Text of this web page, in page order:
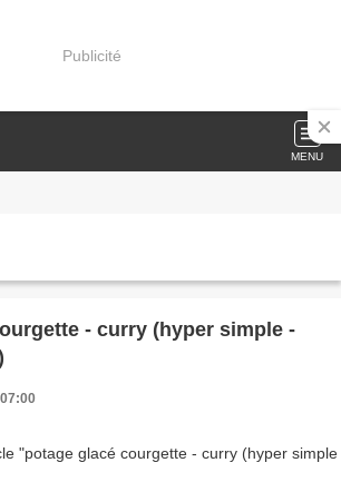
Publicité
MENU
- curry (hyper simple -